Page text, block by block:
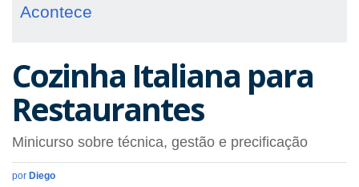
Acontece
Cozinha Italiana para
Restaurantes
Minicurso sobre técnica, gestão e precificação
por Diego